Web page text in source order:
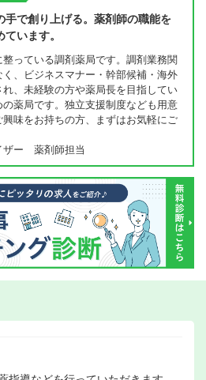
手で創り上げる。薬剤師の職能を
います。
っている調剤薬局です。調剤業務関
、ビジネスマナー・幹部候補・海外
、未経験の方や薬局長を目指してい
の薬局です。独立支援制度なども用意
興味をお持ちの方、まずはお気軽にご
ザー 薬剤師担当